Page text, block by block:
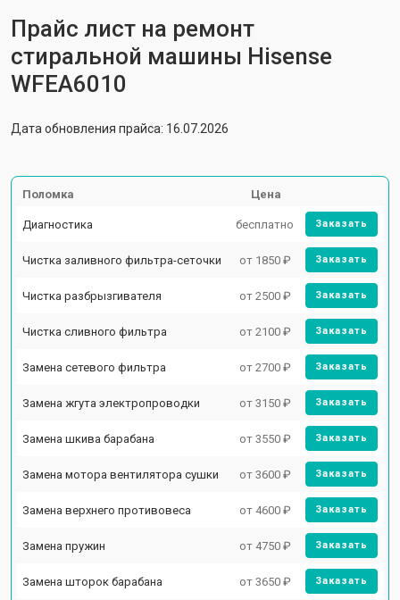
Прайс лист на ремонт
стиральной машины Hisense
WFEA6010
Дата обновления прайса: 16.07.2026
Поломка Цена
Диагностика бесплатно Заказать
Чистка заливного фильтра-сеточки от 1850 ₽ Заказать
Чистка разбрызгивателя от 2500 ₽ Заказать
Чистка сливного фильтра от 2100 ₽ Заказать
Замена сетевого фильтра от 2700 ₽ Заказать
Замена жгута электропроводки от 3150 ₽ Заказать
Замена шкива барабана от 3550 ₽ Заказать
Замена мотора вентилятора сушки от 3600 ₽ Заказать
Замена верхнего противовеса от 4600 ₽ Заказать
Замена пружин от 4750 ₽ Заказать
Замена шторок барабана от 3650 ₽ Заказать